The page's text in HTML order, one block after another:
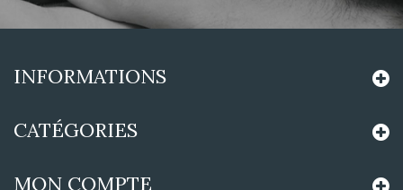
INFORMATIONS
CATÉGORIES
MON COMPTE